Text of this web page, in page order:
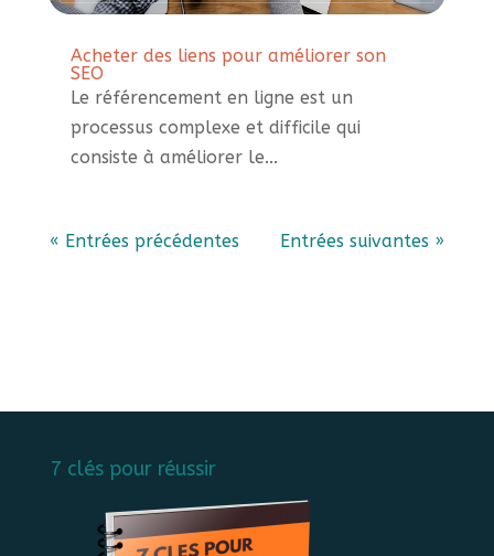
Acheter des liens pour améliorer son
SEO
Le référencement en ligne est un
processus complexe et difficile qui
consiste à améliorer le...
« Entrées précédentes Entrées suivantes »
7 clés pour réussir